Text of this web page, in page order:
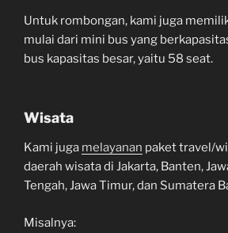
Untuk rombongan, kami juga
mulai dari mini bus yang
bus kapasitas besar, yaitu 58 seat.
Wisata
Kami juga melayanan paket travel/
daerah wisata di Jakarta, Banten,
Tengah, Jawa Timur, dan Sumatera
Misalnya: